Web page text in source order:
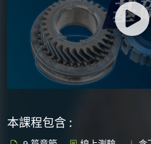
本課程包含 :